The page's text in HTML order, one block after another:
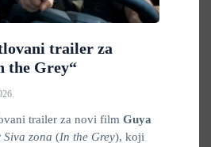
trailer za
the Grey“
trailer za novi film Guya
Siva zona (In the Grey), koji